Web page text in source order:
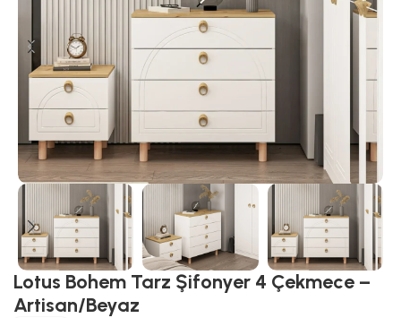
Lotus Bohem Tarz Şifonyer 4 Çekmece –
Artisan/Beyaz